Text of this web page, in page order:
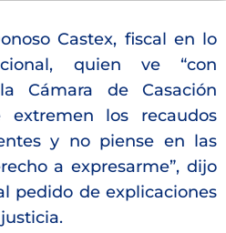
Castex, fiscal en lo
quien ve “con
Cámara de Casación
extremen los recaudos
y no piense en las
a expresarme”, dijo
pedido de explicaciones